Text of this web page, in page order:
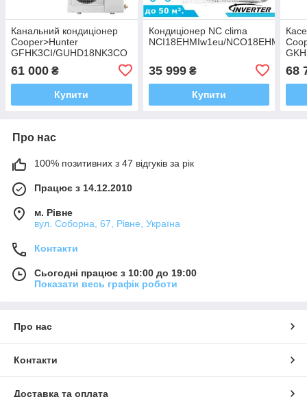
Канальний кондиціонер
Cooper>Hunter
GFHK3CI/GUHD18NK3CO
61 000 ₴
Купити
Кондиціонер NC clima
NCI18EHMIw1eu/NCO18EHMIw1eu
35 999₴
Купити
68
Про нас
100% позитивних з 47 відгуків за рік
Працює з 14.12.2010
м. Рівне
вул. Соборна, 67, Рівне, Україна
Контакти
Сьогодні працює з 10:00 до 19:00
Показати весь графік роботи
Про нас
Контакти
Доставка та оплата